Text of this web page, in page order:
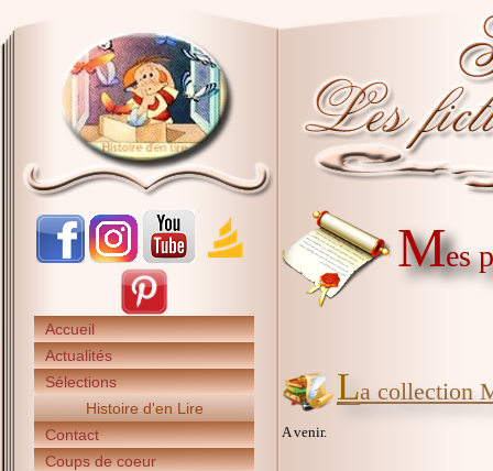
Accueil
Actualités
Sélections
Histoire d'en Lire
Contact
Coups de coeur
Mes
La collection
A venir.